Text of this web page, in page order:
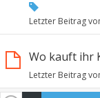
Letzter Beitrag
Wo kauft ihr
Letzter Beitrag